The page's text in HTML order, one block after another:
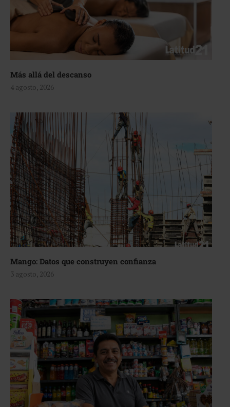
Más allá del descanso
4 agosto, 2026
Mango: Datos que construyen confianza
3 agosto, 2026